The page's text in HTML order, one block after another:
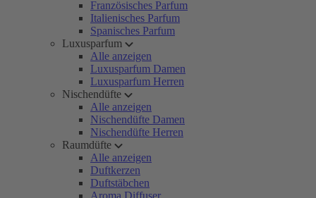
Französisches Parfum
Italienisches Parfum
Spanisches Parfum
Luxusparfum
Alle anzeigen
Luxusparfum Damen
Luxusparfum Herren
Nischendüfte
Alle anzeigen
Nischendüfte Damen
Nischendüfte Herren
Raumdüfte
Alle anzeigen
Duftkerzen
Duftstäbchen
Aroma Diffuser